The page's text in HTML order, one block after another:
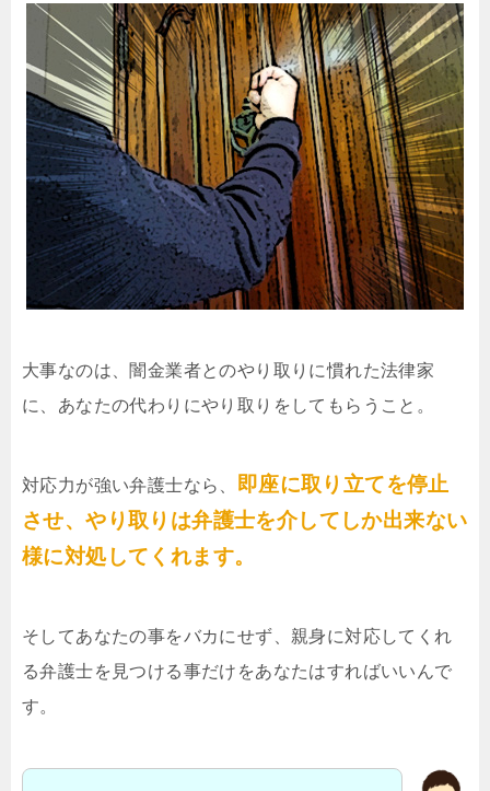
大事なのは、闇金業者とのやり取りに慣れた法律家
に、あなたの代わりにやり取りをしてもらうこと。
対応力が強い弁護士なら、 即座に取り立てを停止
させ、やり取りは弁護士を介してしか出来ない
様に対処してくれます。
そしてあなたの事をバカにせず、親身に対応してくれ
る弁護士を見つける事だけをあなたはすればいいんで
す。